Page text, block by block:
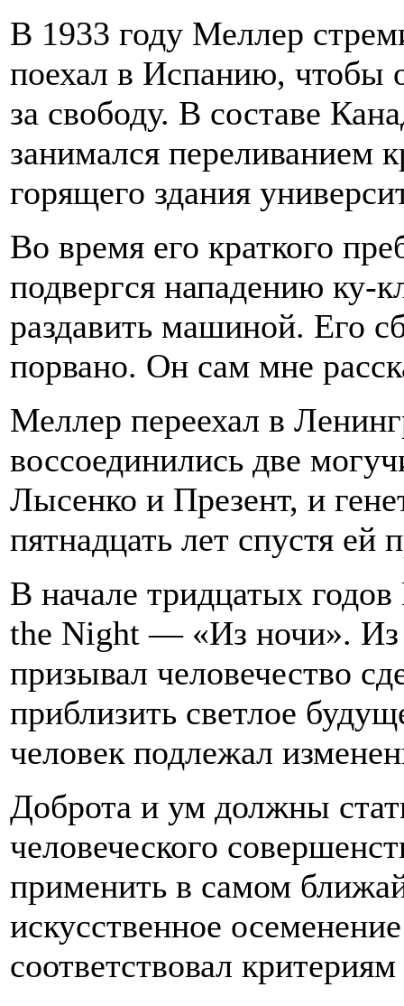
В 1933 году Меллер
поехал в Испанию, чтобы
за свободу. В составе
занимался переливанием
горящего здания
Во время его краткого
подвергся нападению ку-
раздавить машиной. Его
порвано. Он сам мне
Меллер переехал в
воссоединились две
Лысенко и Презент, и
пятнадцать лет спустя ей
В начале тридцатых
the Night — «Из ночи». Из
призывал человечество
приблизить светлое
человек подлежал
Доброта и ум должны
человеческого
применить в самом
искусственное
соответствовал